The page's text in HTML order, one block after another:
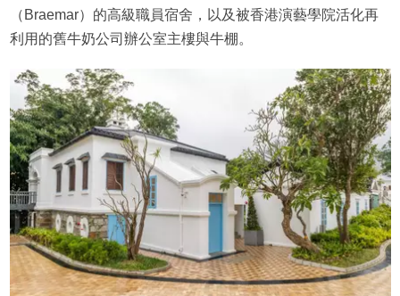
（Braemar）的高級職員宿舍，以及被香港演藝學院活化再
利用的舊牛奶公司辦公室主樓與牛棚。